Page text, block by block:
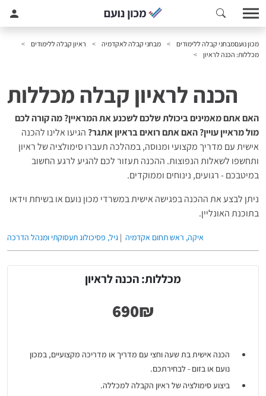
מכון נועםמבחני קבלה ללימודים מבחני קבלה לאקדמיה
ראיון קבלה ללימודים
מכללות: הכנה לראיון
הכנה לראיון קבלה מכללות
האם אתם מאמינים ביכולת שלכם לשכנע את המראיין? מה קורה לכם
מול מראיין עויין? האם אתם רואים בראיון אתגר? הגיעו אלינו להכנה
אישית עם מדריך מקצועי ומנוסה, במהלכה תעברו סימולציה של ראיון
ותחשפו לשאלות הנפוצות. ההכנה תעזור לכם להגיע לרגע החשוב
במיטבכם - רגועים, נינוחים וממוקדים.
ניתן לבצע את ההכנה בפגישה אישית במשרדי מכון נועם או בשיחת וידאו
בתוכנת האונליין.
איקה, ראש תחום אקדמיה | גיל, פסיכולוג תעסוקתי ומנהל הדרכה
מכללות: הכנה לראיון
הכנה אישית בת שעה וחצי עם מדריך או מדריכה מקצועיים, במכון
נועם או בזום - לבחירתכם.
ביצוע סימולציה של ראיון הקבלה למכללה.